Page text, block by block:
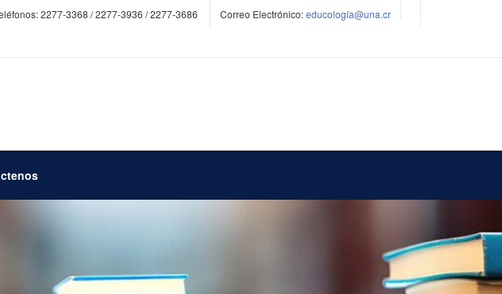
2277-3368 / 2277-3936 / 2277-3686 Correo Electrónico:educología@una.cr